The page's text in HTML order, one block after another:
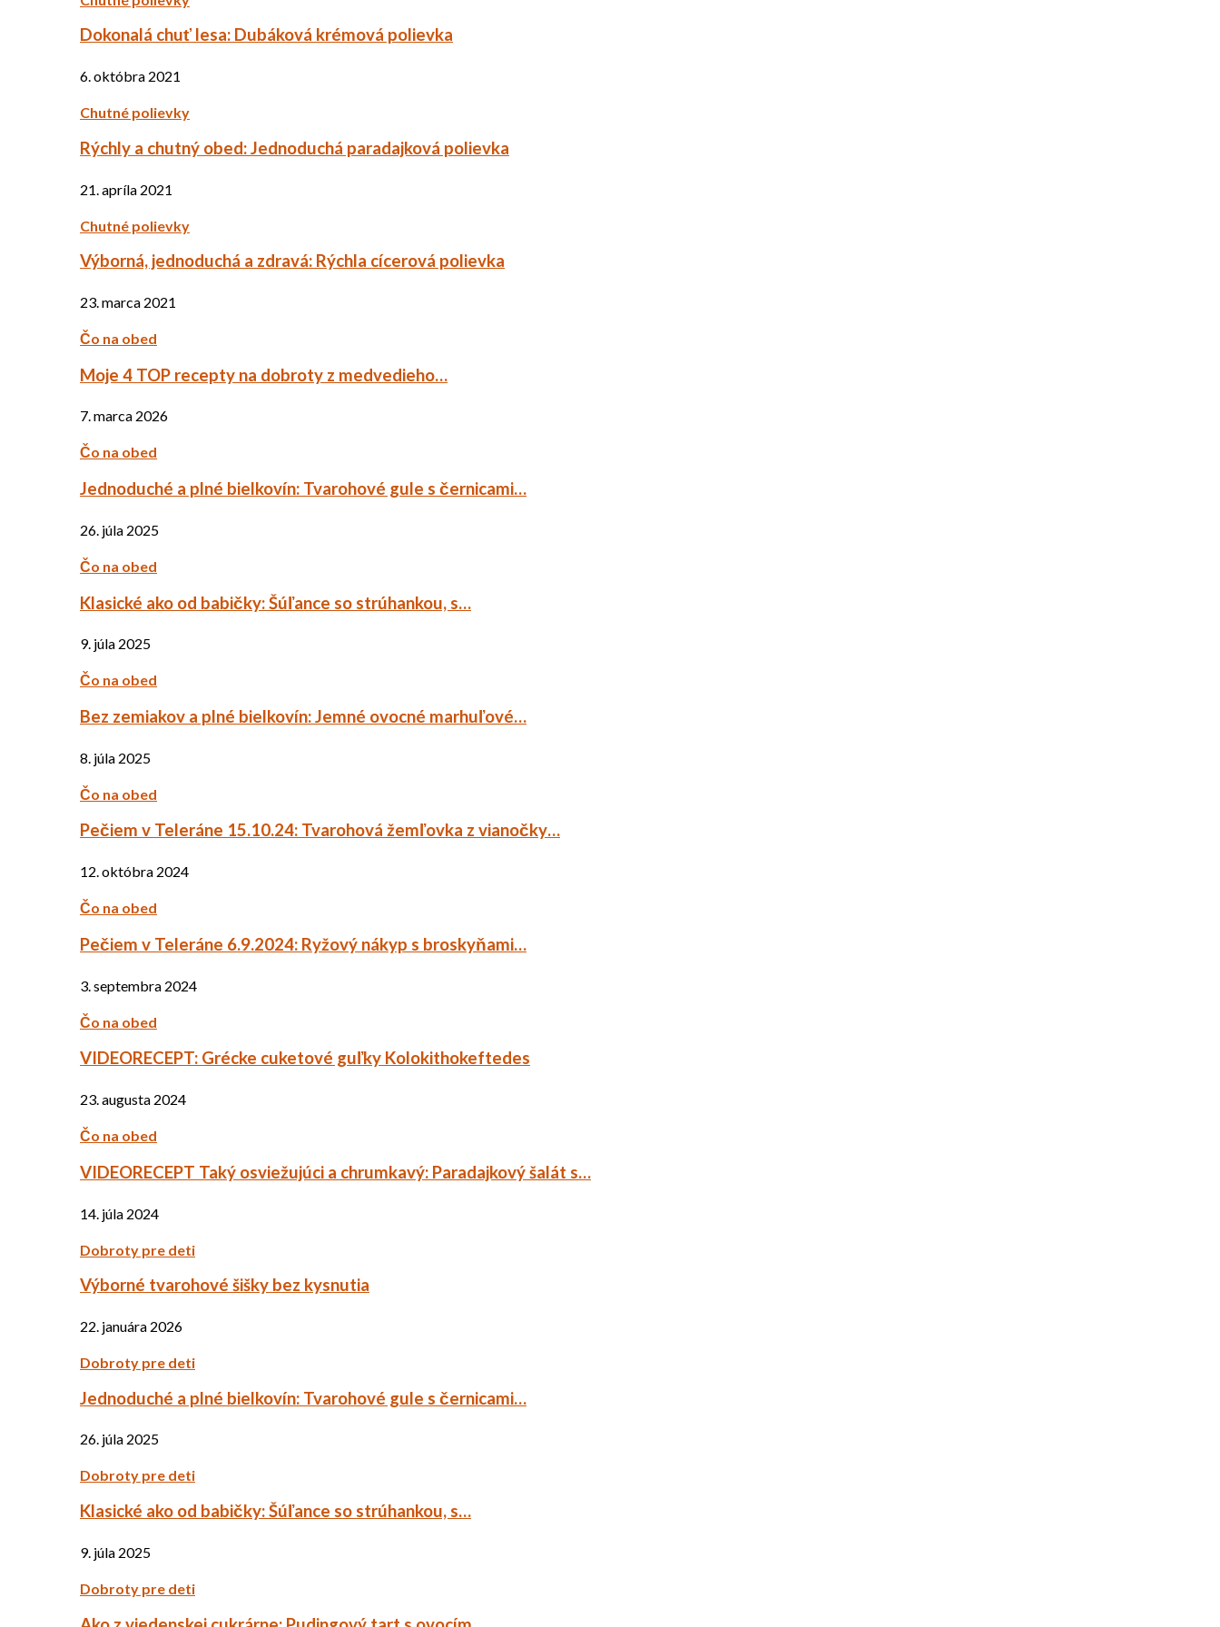
Dokonalá chuť lesa: Dubáková krémová polievka
6. októbra 2021
Chutné polievky
Rýchly a chutný obed: Jednoduchá paradajková polievka
21. apríla 2021
Chutné polievky
Výborná, jednoduchá a zdravá: Rýchla cícerová polievka
23. marca 2021
Čo na obed
Moje 4 TOP recepty na dobroty z medvedieho…
7. marca 2026
Čo na obed
Jednoduché a plné bielkovín: Tvarohové gule s černicami…
26. júla 2025
Čo na obed
Klasické ako od babičky: Šúľance so strúhankou, s…
9. júla 2025
Čo na obed
Bez zemiakov a plné bielkovín: Jemné ovocné marhuľové…
8. júla 2025
Čo na obed
Pečiem v Teleráne 15.10.24: Tvarohová žemľovka z vianočky…
12. októbra 2024
Čo na obed
Pečiem v Teleráne 6.9.2024: Ryžový nákyp s broskyňami…
3. septembra 2024
Čo na obed
VIDEORECEPT: Grécke cuketové guľky Kolokithokeftedes
23. augusta 2024
Čo na obed
VIDEORECEPT Taký osviežujúci a chrumkavý: Paradajkový šalát s…
14. júla 2024
Dobroty pre deti
Výborné tvarohové šišky bez kysnutia
22. januára 2026
Dobroty pre deti
Jednoduché a plné bielkovín: Tvarohové gule s černicami…
26. júla 2025
Dobroty pre deti
Klasické ako od babičky: Šúľance so strúhankou, s…
9. júla 2025
Dobroty pre deti